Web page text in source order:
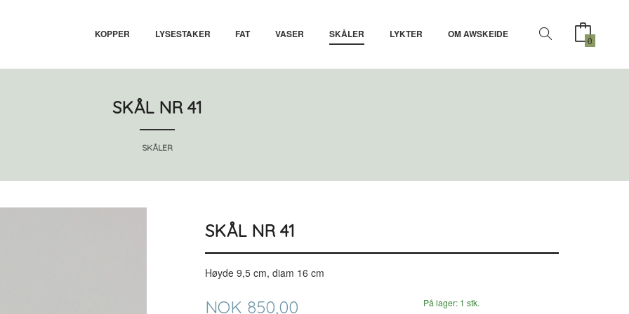
KOPPER LYSESTAKER FAT VASER SKÅLER LYKTER OM AWSKEIDE
0
SKÅL NR 41
SKÅLER
SKÅL NR 41
Høyde 9,5 cm, diam 16 cm
Pris
NOK 850,00 På lager: 1 stk.